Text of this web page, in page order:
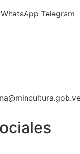
WhatsApp Telegram